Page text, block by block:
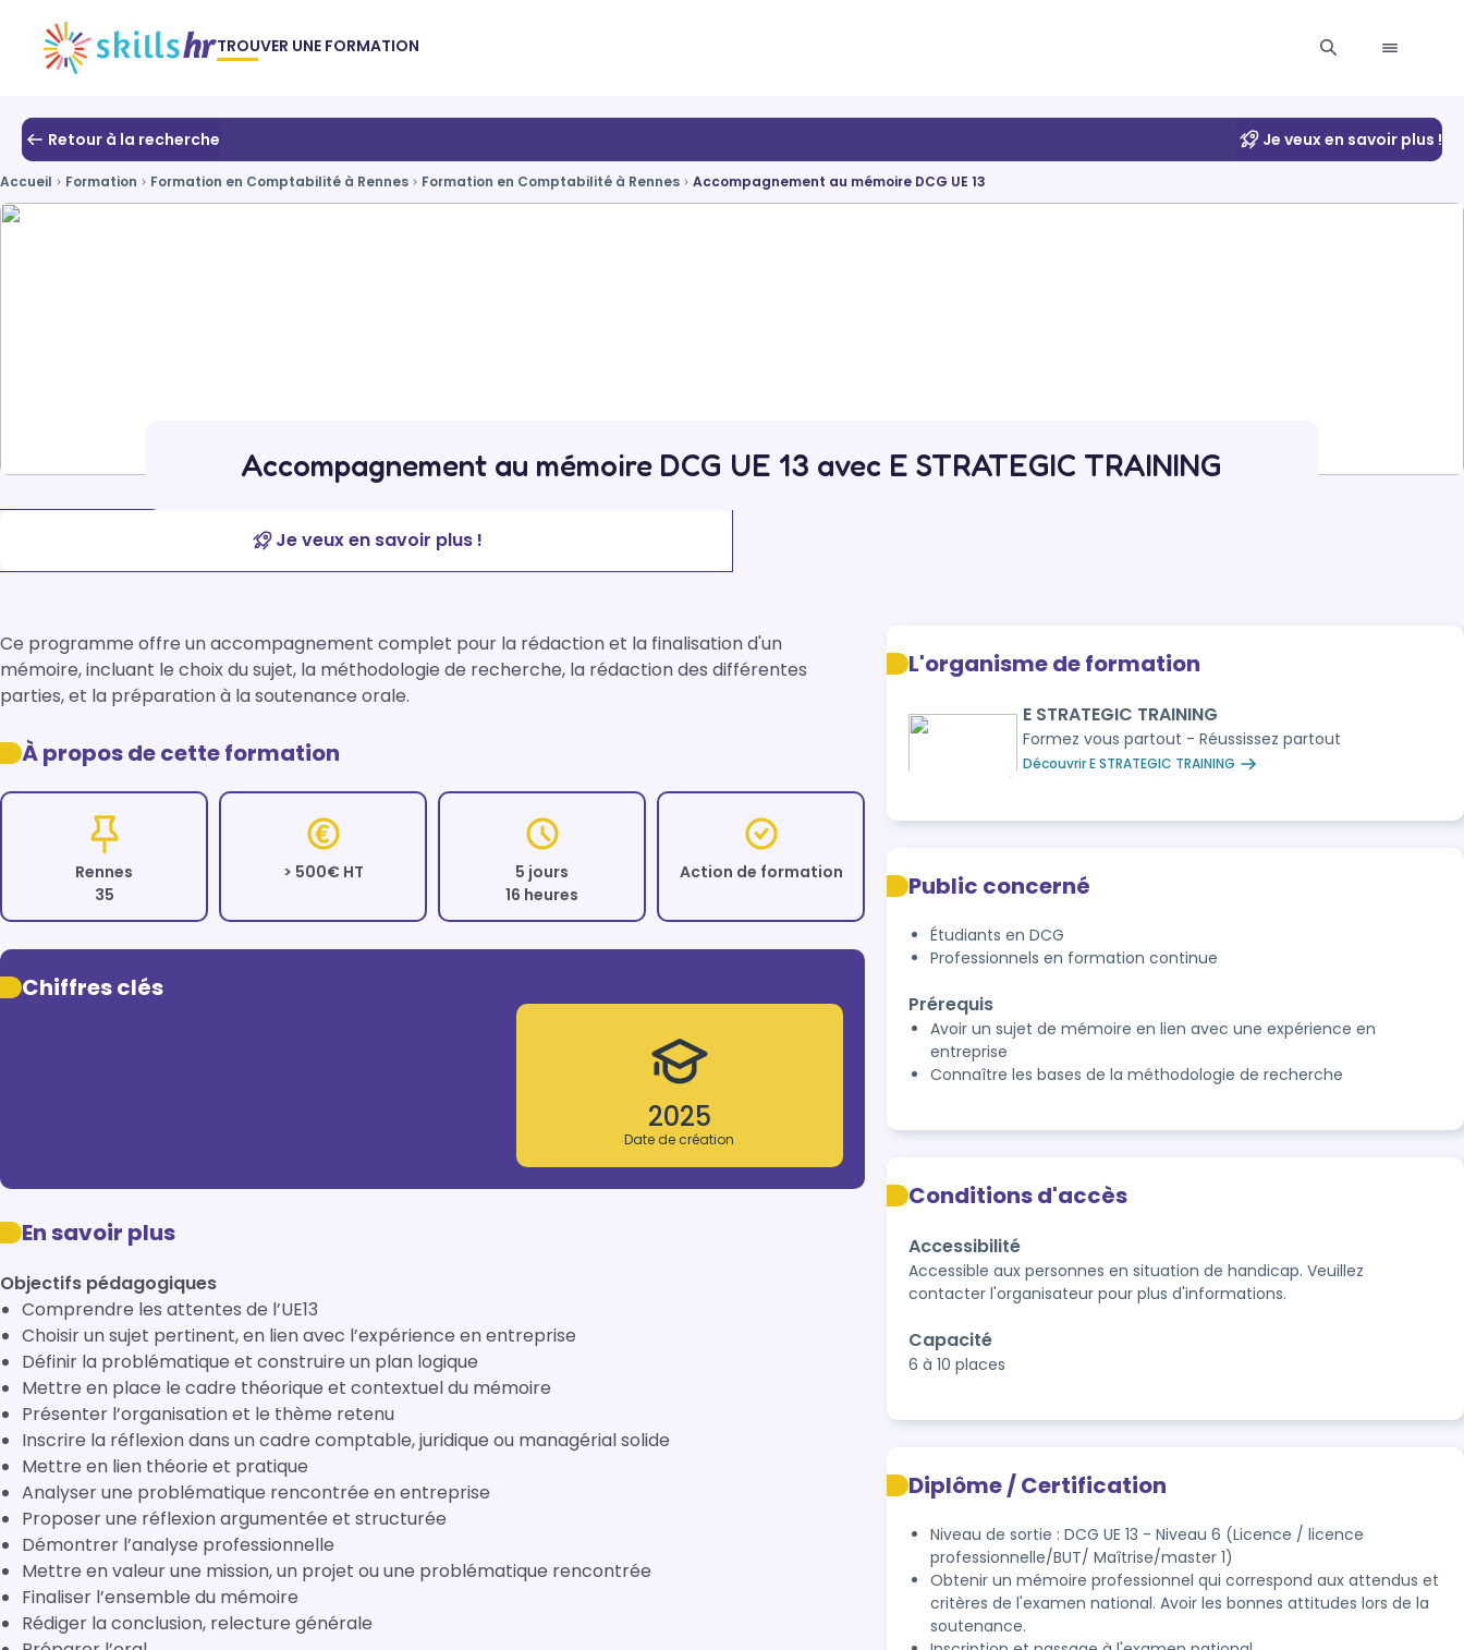
TROUVER UNE FORMATION
Retour à la recherche Je veux en savoir plus !
Accueil Formation Formation en Comptabilité à Rennes Formation en Comptabilité à Rennes Accompagnement au mémoire DCG UE 13
Accompagnement au mémoire DCG UE 13 avec E STRATEGIC TRAINING
Je veux en savoir plus !
Ce programme offre un accompagnement complet pour la rédaction et la finalisation d'un
mémoire, incluant le choix du sujet, la méthodologie de recherche, la rédaction des différentes
parties, et la préparation à la soutenance orale.
À propos de cette formation
Rennes
35
> 500€ HT
5 jours
16 heures
Action de formation
Chiffres clés
2025
Date de création
En savoir plus
Objectifs pédagogiques
Comprendre les attentes de l’UE13
Choisir un sujet pertinent, en lien avec l’expérience en entreprise
Définir la problématique et construire un plan logique
Mettre en place le cadre théorique et contextuel du mémoire
Présenter l’organisation et le thème retenu
Inscrire la réflexion dans un cadre comptable, juridique ou managérial solide
Mettre en lien théorie et pratique
Analyser une problématique rencontrée en entreprise
Proposer une réflexion argumentée et structurée
Démontrer l’analyse professionnelle
Mettre en valeur une mission, un projet ou une problématique rencontrée
Finaliser l’ensemble du mémoire
Rédiger la conclusion, relecture générale
L'organisme de formation
E STRATEGIC TRAINING
Formez vous partout - Réussissez partout
Découvrir E STRATEGIC TRAINING
Public concerné
Étudiants en DCG
Professionnels en formation continue
Prérequis
Avoir un sujet de mémoire en lien avec une expérience en
entreprise
Connaître les bases de la méthodologie de recherche
Conditions d'accès
Accessibilité
Accessible aux personnes en situation de handicap. Veuillez
contacter l'organisateur pour plus d'informations.
Capacité
6 à 10 places
Diplôme / Certification
Niveau de sortie : DCG UE 13 - Niveau 6 (Licence / licence
professionnelle/BUT/ Maîtrise/master 1)
Obtenir un mémoire professionnel qui correspond aux attendus et
critères de l'examen national. Avoir les bonnes attitudes lors de la
soutenance.